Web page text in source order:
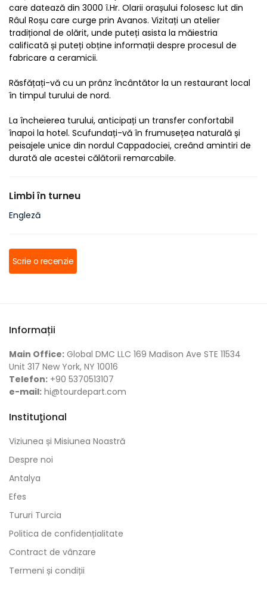
care datează din 3000 î.Hr. Olarii orașului folosesc lut din
Râul Roșu care curge prin Avanos. Vizitați un atelier
tradițional de olărit, unde puteți asista la măiestria
calificată și puteți obține informații despre procesul de
fabricare a ceramicii.
Răsfățați-vă cu un prânz încântător la un restaurant local
în timpul turului de nord.
La încheierea turului, anticipați un transfer confortabil
înapoi la hotel. Scufundați-vă în frumusețea naturală și
peisajele unice din nordul Cappadociei, creând amintiri de
durată ale acestei călătorii remarcabile.
Limbi în turneu
Engleză
Scrie o recenzie
Informații
Main Office: Global DMC LLC 169 Madison Ave STE 11534
Unit 317 New York, NY 10016
Telefon: +90 5370513107
e-mail: hi@tourdepart.com
Instituţional
Viziunea și Misiunea Noastră
Despre noi
Antalya
Efes
Tururi Turcia
Politica de confidențialitate
Contract de vânzare
Termeni și condiții